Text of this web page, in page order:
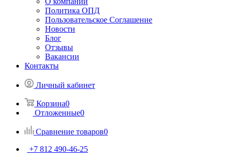
Политика ОПД
Пользовательское Соглашение
Новости
Блог
Отзывы
Вакансии
Контакты
Личный кабинет
Корзина0
Отложенные0
Сравнение товаров0
+7 812 490-46-25